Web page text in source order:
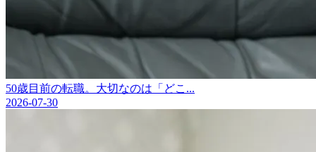
50歳目前の転職。大切なのは「どこ...
2026-07-30